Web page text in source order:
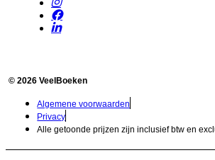
© 2026 VeelBoeken
Algemene voorwaarden
Privacy
Alle getoonde prijzen zijn inclusief btw en